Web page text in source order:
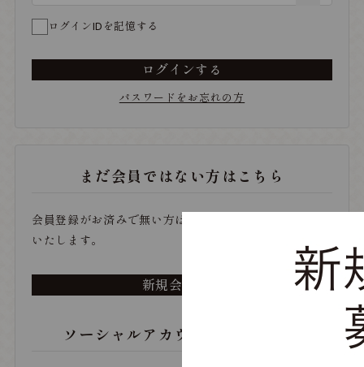
ログインIDを記憶する
ログインする
パスワードをお忘れの方
まだ会員ではない方はこちら
会員登録がお済みで無い方は、こちらから登録をお願い
いたします。
新規会員登録
ソーシャルアカウントでログイン